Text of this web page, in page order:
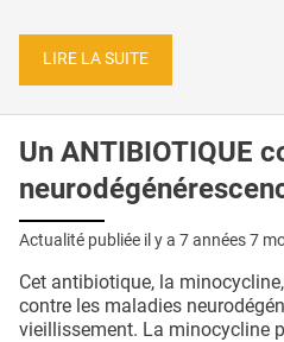
LIRE LA SUITE
Un ANTIBIOTIQUE
Actualité publiée il y a 7 années 7
Cet antibiotique, la
contre les maladies
vieillissement. La minocycline